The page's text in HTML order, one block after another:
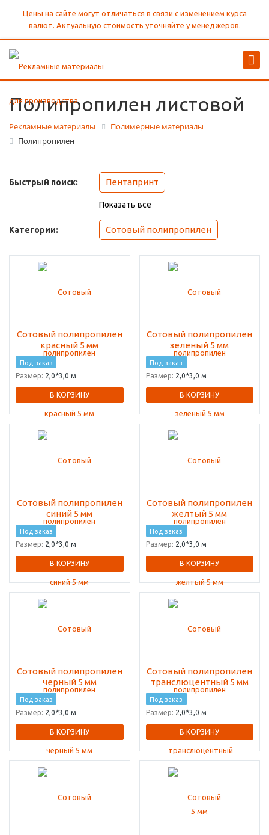
Цены на сайте могут отличаться в связи с изменением курса
валют. Актуальную стоимость уточняйте у менеджеров.
Полипропилен листовой
Рекламные материалы
Полимерные материалы
Полипропилен
Быстрый поиск: Пентапринт
Показать все
Категории: Сотовый полипропилен
Сотовый полипропилен
красный 5 мм
Под заказ
Размер: 2,0*3,0 м
В КОРЗИНУ
Сотовый полипропилен
зеленый 5 мм
Под заказ
Размер: 2,0*3,0 м
В КОРЗИНУ
Сотовый полипропилен
синий 5 мм
Под заказ
Размер: 2,0*3,0 м
В КОРЗИНУ
Сотовый полипропилен
желтый 5 мм
Под заказ
Размер: 2,0*3,0 м
В КОРЗИНУ
Сотовый полипропилен
черный 5 мм
Под заказ
Размер: 2,0*3,0 м
В КОРЗИНУ
Сотовый полипропилен
транслюцентный 5 мм
Под заказ
Размер: 2,0*3,0 м
В КОРЗИНУ